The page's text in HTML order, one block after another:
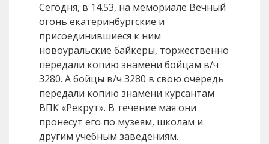
Сегодня, в 14.53, на мемориале Вечный
огонь екатеринбургские и
присоединившиеся к ним
новоуральские байкеры, торжественно
передали копию знамени бойцам в/ч
3280. А бойцы в/ч 3280 в свою очередь
передали копию знамени курсантам
ВПК «Рекрут». В течение мая они
пронесут его по музеям, школам и
другим учебным заведениям.